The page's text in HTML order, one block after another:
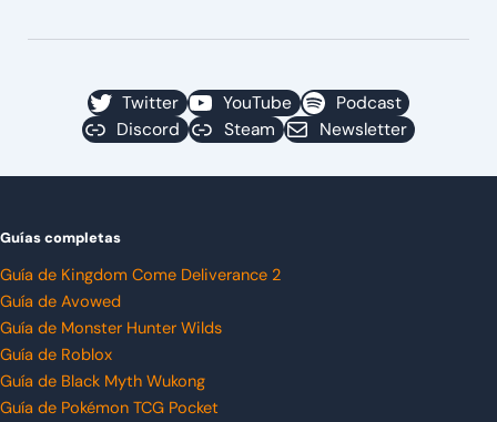
Twitter YouTube
Podcast
Discord
Steam Newsletter
Guías completas
Guía de Kingdom Come Deliverance 2
Guía de Avowed
Guía de Monster Hunter Wilds
Guía de Roblox
Guía de Black Myth Wukong
Guía de Pokémon TCG Pocket